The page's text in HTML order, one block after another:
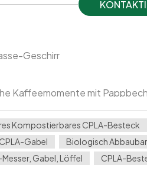
Geschirr
Kaffeemomente mit
Kompostierbares CPLA-Besteck
Gabel
Biologisch
Gabel, Löffel
CPLA-